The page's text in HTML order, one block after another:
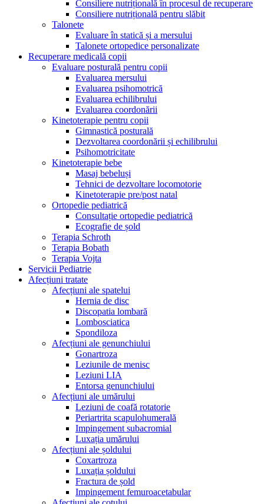
Consiliere nutrițională în procesul de recuperare
Consiliere nutrițională pentru slăbit
Talonete
Evaluare în statică și a mersului
Talonete ortopedice personalizate
Recuperare medicală copii
Evaluare posturală pentru copii
Evaluarea mersului
Evaluarea psihomotrică
Evaluarea echilibrului
Evaluarea coordonării
Kinetoterapie pentru copii
Gimnastică posturală
Dezvoltarea coordonării și echilibrului
Psihomotricitate
Kinetoterapie bebe
Masaj bebeluși
Tehnici de dezvoltare locomotorie
Kinetoterapie pre/post natal
Ortopedie pediatrică
Consultație ortopedie pediatrică
Ecografie de șold
Terapia Schroth
Terapia Bobath
Terapia Vojta
Servicii Pediatrie
Afecțiuni tratate
Afecțiuni ale spatelui
Hernia de disc
Discopatia lombară
Lombosciatica
Spondiloza
Afecțiuni ale genunchiului
Gonartroza
Leziunile de menisc
Leziuni LIA
Entorsa genunchiului
Afecțiuni ale umărului
Leziuni de coafă rotatorie
Periartrita scapulohumerală
Impingement subacromial
Luxația umărului
Afecțiuni ale șoldului
Coxartroza
Luxația șoldului
Fractura de șold
Impingement femuroacetabular